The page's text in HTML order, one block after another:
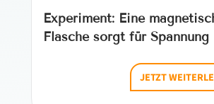
Experiment: Eine
Flasche sorgt für Spannung
JETZT